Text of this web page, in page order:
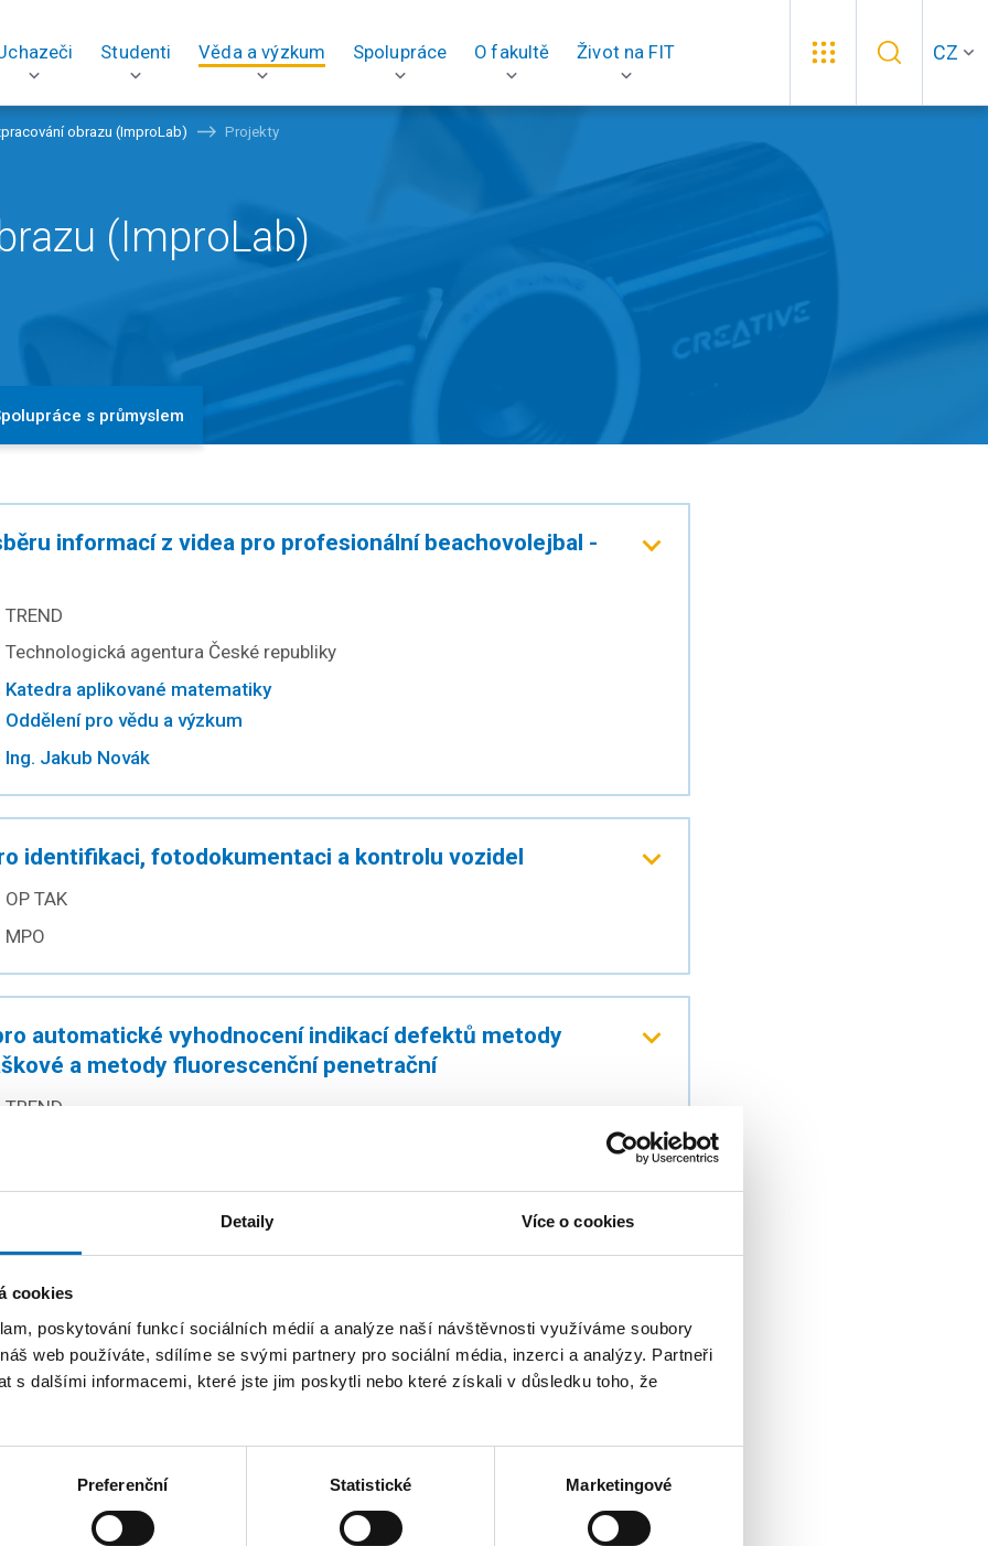
Detaily Více o cookies
cookies
poskytování funkcí sociálních médií a analýze naší návštěvnosti využíváme soubory
web používáte, sdílíme se svými partnery pro sociální média, inzerci a analýzy. Partneři
s dalšími informacemi, které jste jim poskytli nebo které získali v důsledku toho, že
Preferenční Statistické Marketingové
Studenti Věda a výzkum Spolupráce O fakultě Život na FIT CZ
obrazu (ImproLab) Projekty
(ImproLab)
s průmyslem
informací z videa pro profesionální beachovolejbal -
TREND
Technologická agentura České republiky
Katedra aplikované matematiky
Oddělení pro vědu a výzkum
Ing. Jakub Novák
identifikaci, fotodokumentaci a kontrolu vozidel
OP TAK
MPO
automatické vyhodnocení indikací defektů metody
a metody fluorescenční penetrační
TREND
Oddělení pro vědu a výzkum
Ing. Jakub Novák
obrazu
fondy EU
Evropská komise
Katedra teoretické informatiky